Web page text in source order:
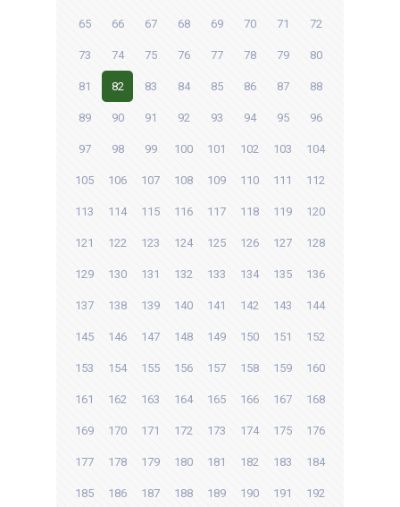
65 66 67 68 69 70 71 72
73 74 75 76 77 78 79 80
81 82 83 84 85 86 87 88
89 90 91 92 93 94 95 96
97 98 99 100 101 102 103 104
105 106 107 108 109 110 111 112
113 114 115 116 117 118 119 120
121 122 123 124 125 126 127 128
129 130 131 132 133 134 135 136
137 138 139 140 141 142 143 144
145 146 147 148 149 150 151 152
153 154 155 156 157 158 159 160
161 162 163 164 165 166 167 168
169 170 171 172 173 174 175 176
177 178 179 180 181 182 183 184
185 186 187 188 189 190 191 192